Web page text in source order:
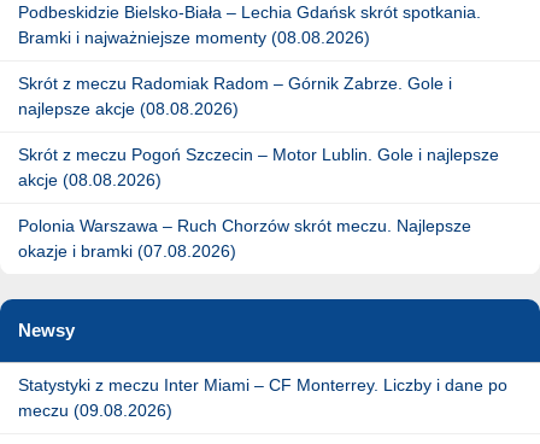
Podbeskidzie Bielsko-Biała – Lechia Gdańsk skrót spotkania.
Bramki i najważniejsze momenty (08.08.2026)
Skrót z meczu Radomiak Radom – Górnik Zabrze. Gole i
najlepsze akcje (08.08.2026)
Skrót z meczu Pogoń Szczecin – Motor Lublin. Gole i najlepsze
akcje (08.08.2026)
Polonia Warszawa – Ruch Chorzów skrót meczu. Najlepsze
okazje i bramki (07.08.2026)
Newsy
Statystyki z meczu Inter Miami – CF Monterrey. Liczby i dane po
meczu (09.08.2026)